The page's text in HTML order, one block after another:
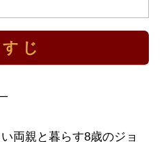
じ
両親と暮らす8歳のジョ